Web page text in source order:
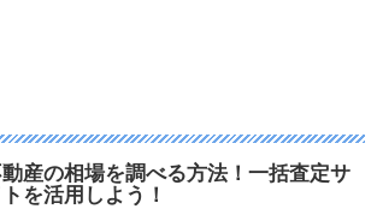
産の相場を調べる方法！一括査定サ
を活用しよう！